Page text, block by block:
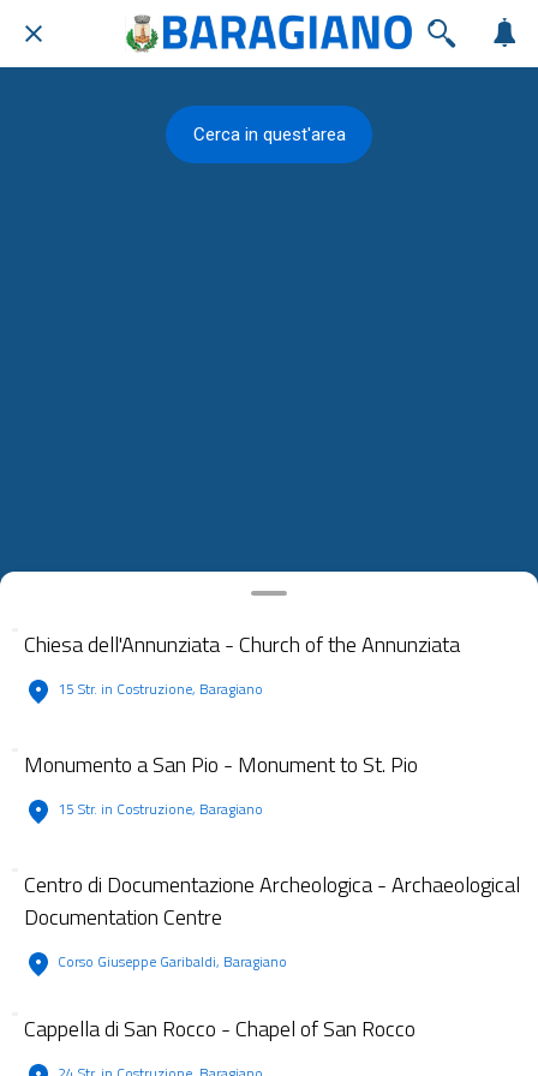
Chiesa dell'Annunziata - Church of the Annunziata
15 Str. in Costruzione, Baragiano
Monumento a San Pio - Monument to St. Pio
15 Str. in Costruzione, Baragiano
Centro di Documentazione Archeologica - Archaeological
Documentation Centre
Corso Giuseppe Garibaldi, Baragiano
Cappella di San Rocco - Chapel of San Rocco
Cerca in quest'area